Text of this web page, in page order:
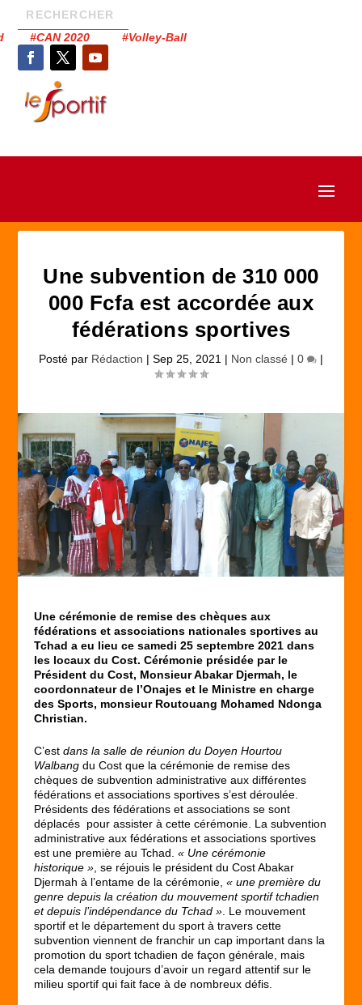
#CAN 2020 #Volley-Ball
Une subvention de 310 000
000 Fcfa est accordée aux
fédérations sportives
Posté par Rédaction | Sep 25, 2021 | Non classé | 0 |
Une cérémonie de remise des chèques aux
fédérations et associations nationales sportives au
Tchad a eu lieu ce samedi 25 septembre 2021 dans
les locaux du Cost. Cérémonie présidée par le
Président du Cost, Monsieur Abakar Djermah, le
coordonnateur de l’Onajes et le Ministre en charge
des Sports, monsieur Routouang Mohamed Ndonga
Christian.
C’estdans la salle de réunion du Doyen Hourtou
Walbang du Cost que la cérémonie de remise des
chèques de subvention administrative aux différentes
fédérations et associations sportives s’est déroulée.
Présidents des fédérations et associations se sont
déplacés pour assister à cette cérémonie. La subvention
administrative aux fédérations et associations sportives
est une première au Tchad.« Une cérémonie
historique » , se réjouis le président du Cost Abakar
Djermah à l’entame de la cérémonie,« une première du
genre depuis la création du mouvement sportif tchadien
et depuis l’indépendance du Tchad » . Le mouvement
sportif et le département du sport à travers cette
subvention viennent de franchir un cap important dans la
promotion du sport tchadien de façon générale, mais
cela demande toujours d’avoir un regard attentif sur le
milieu sportif qui fait face à de nombreux défis.